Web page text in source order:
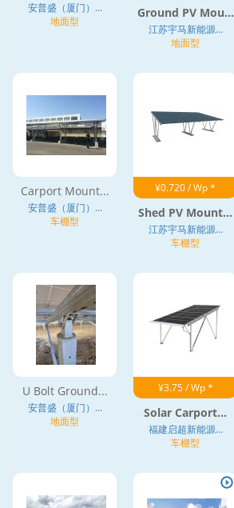
安普盛（厦门）...
地面型
Ground PV Mou...
江苏宇马新能源...
地面型
Carport Mount...
安普盛（厦门）...
车棚型
¥0.720 / Wp *
Shed PV Mount...
江苏宇马新能源...
车棚型
U Bolt Ground...
安普盛（厦门）...
地面型
¥3.75 / Wp *
Solar Carport...
福建启超新能源...
车棚型